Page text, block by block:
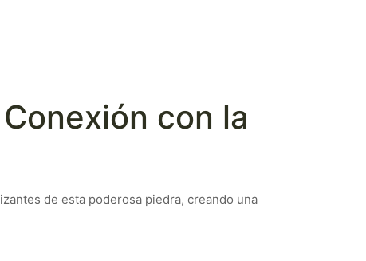
con la
de esta poderosa piedra, creando una